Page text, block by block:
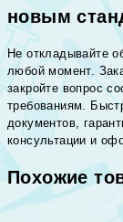
новым
Не откладывайте
любой момент.
закройте вопрос
требованиям.
документов,
консультации и
Похожие